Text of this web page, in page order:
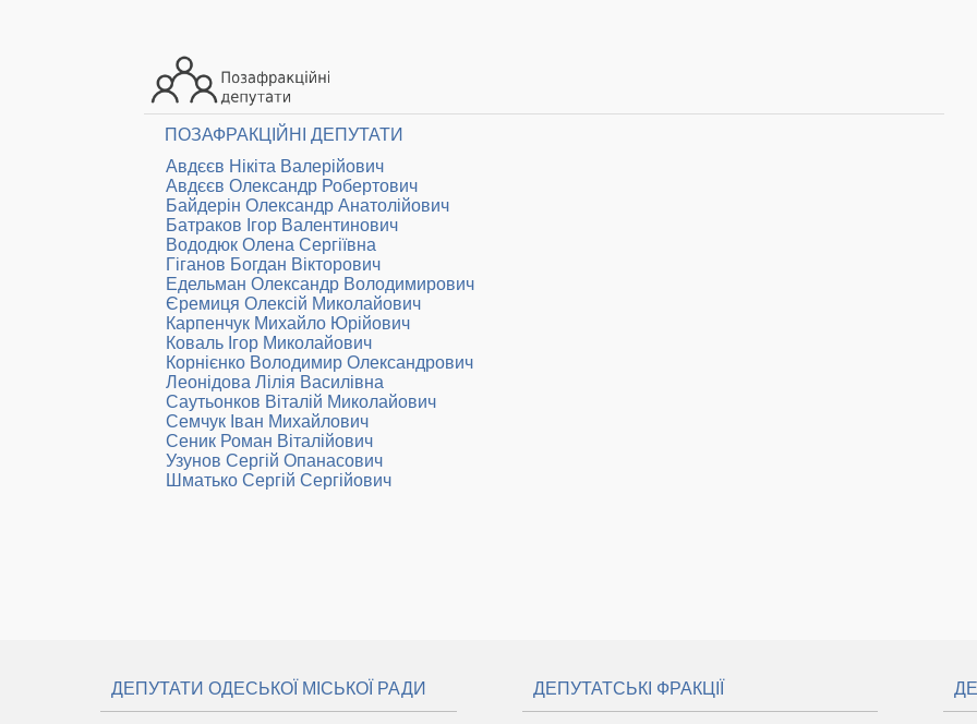
ПОЗАФРАКЦІЙНІ ДЕПУТАТИ
Авдєєв Нікіта Валерійович
Авдєєв Олександр Робертович
Байдерін Олександр Анатолійович
Батраков Ігор Валентинович
Вододюк Олена Сергіївна
Гіганов Богдан Вікторович
Едельман Олександр Володимирович
Єремиця Олексій Миколайович
Карпенчук Михайло Юрійович
Коваль Ігор Миколайович
Корнієнко Володимир Олександрович
Леонідова Лілія Василівна
Саутьонков Віталій Миколайович
Семчук Іван Михайлович
Сеник Роман Віталійович
Узунов Сергій Опанасович
Шматько Сергій Сергійович
ДЕПУТАТИ ОДЕСЬКОЇ МІСЬКОЇ РАДИ ДЕПУТАТСЬКІ ФРАКЦІЇ